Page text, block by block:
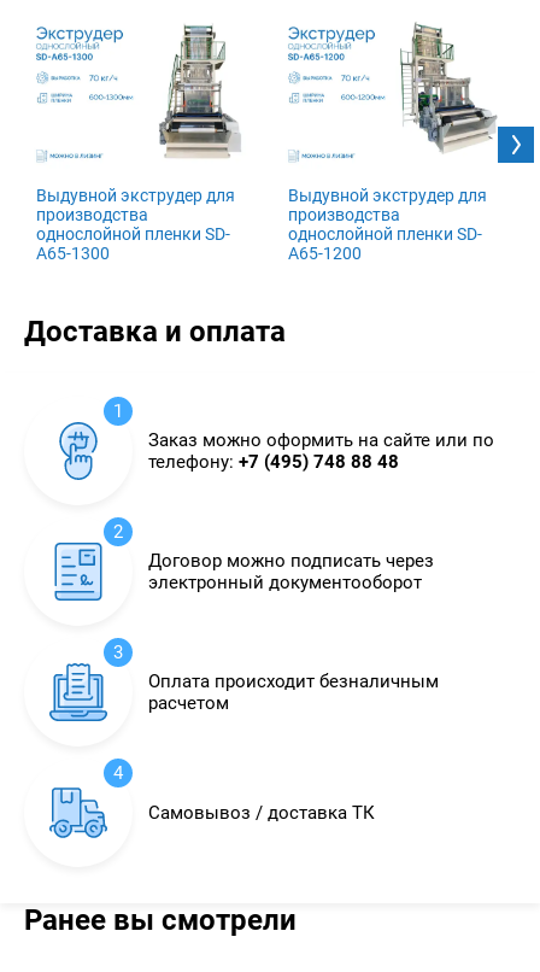
Выдувной экструдер для
производства
однослойной пленки SD-
A65-1300
Выдувной экструдер для
производства
однослойной пленки SD-
A65-1200
Доставка и оплата
1
Заказ можно оформить на сайте или по
телефону: +7 (495) 748 88 48
2
Договор можно подписать через
электронный документооборот
3
Оплата происходит безналичным
расчетом
4
Самовывоз / доставка ТК
Ранее вы смотрели